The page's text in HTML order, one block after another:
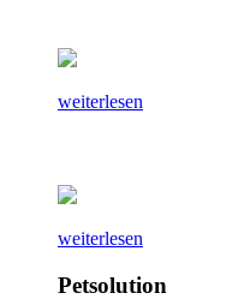
weiterlesen
weiterlesen
Petsolution